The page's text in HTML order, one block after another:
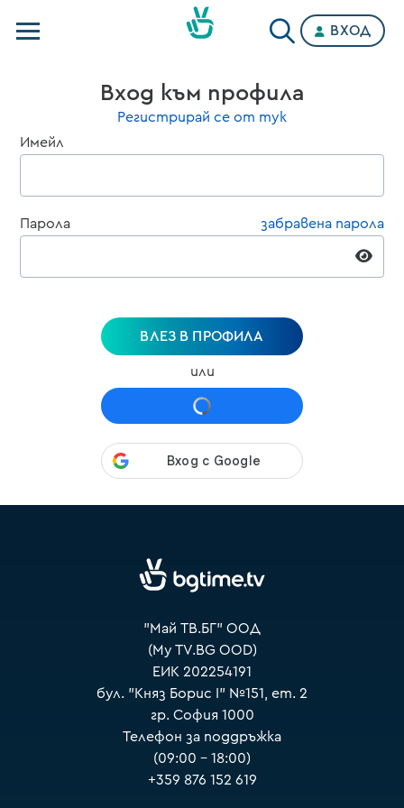
Категории
ВХОД
Вход към профила
Регистрирай се от тук
Имейл
Парола забравена парола
ВЛЕЗ В ПРОФИЛА
или
"Май ТВ.БГ" ООД
(My TV.BG OOD)
ЕИК 202254191
бул. "Княз Борис I" №151, ет. 2
гр. София 1000
Телефон за поддръжка
(09:00 – 18:00)
+359 876 152 619